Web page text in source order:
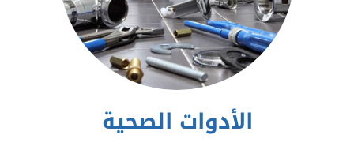
الأدوات الصحية